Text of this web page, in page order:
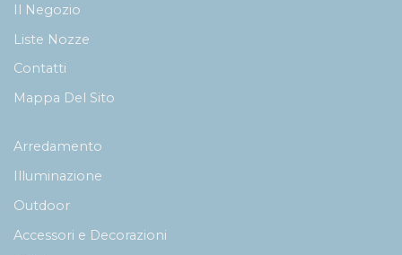
Il Negozio
Liste Nozze
Contatti
Mappa Del Sito
Arredamento
Illuminazione
Outdoor
Accessori e Decorazioni